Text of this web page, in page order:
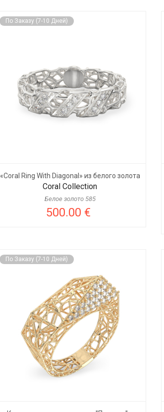
По Заказу (7-10 Дней)
«Coral Ring With Diagonal» из белого золота
Coral Collection
Белое золото 585
500.00 €
По Заказу (7-10 Дней)